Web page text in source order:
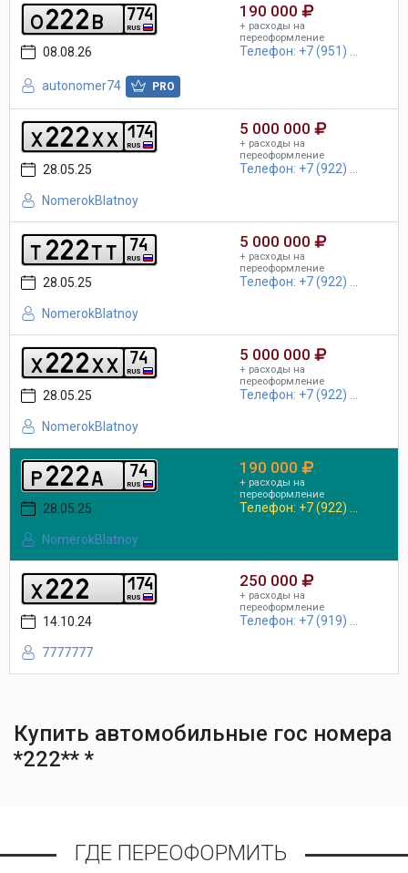
o222b RUS
774
08.08.26
autonomer74 PRO
190 000
+ расходы на
переоформление
Телефон: +7 (951) ...
x222xx RUS
174
28.05.25
NomerokBlatnoy
5 000 000
+ расходы на
переоформление
Телефон: +7 (922) ...
t222tt RUS
74
28.05.25
NomerokBlatnoy
5 000 000
+ расходы на
переоформление
Телефон: +7 (922) ...
x222xx RUS
74
28.05.25
NomerokBlatnoy
5 000 000
+ расходы на
переоформление
Телефон: +7 (922) ...
p222a RUS
74
28.05.25
NomerokBlatnoy
190 000
+ расходы на
переоформление
Телефон: +7 (922) ...
x222 RUS
174
14.10.24
7777777
250 000
+ расходы на
переоформление
Телефон: +7 (919) ...
Купить автомобильные гос номера
*222** *
ГДЕ ПЕРЕОФОРМИТЬ